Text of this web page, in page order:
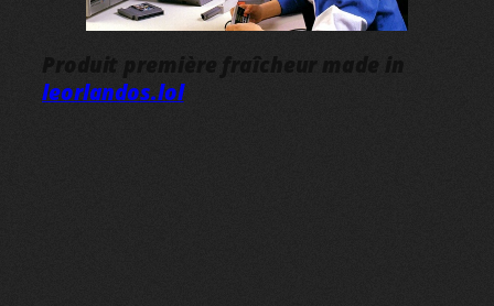
Produit première fraîcheur made in
leorlandos.lol